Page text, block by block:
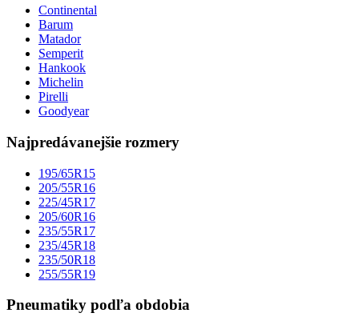
Continental
Barum
Matador
Semperit
Hankook
Michelin
Pirelli
Goodyear
Najpredávanejšie rozmery
195/65R15
205/55R16
225/45R17
205/60R16
235/55R17
235/45R18
235/50R18
255/55R19
Pneumatiky podľa obdobia